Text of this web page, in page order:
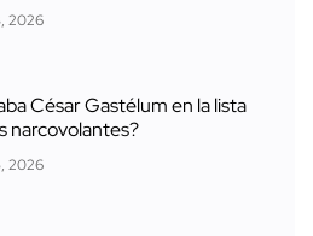
2026
César Gastélum en la lista
narcovolantes?
2026